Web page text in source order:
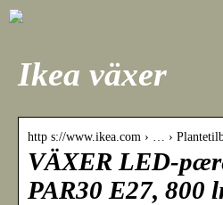
Ikea växer
http s://www.ikea.com › … ›
VÄXER LED-
PAR30 E27, 800